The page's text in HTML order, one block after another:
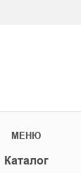
МЕНЮ
Каталог